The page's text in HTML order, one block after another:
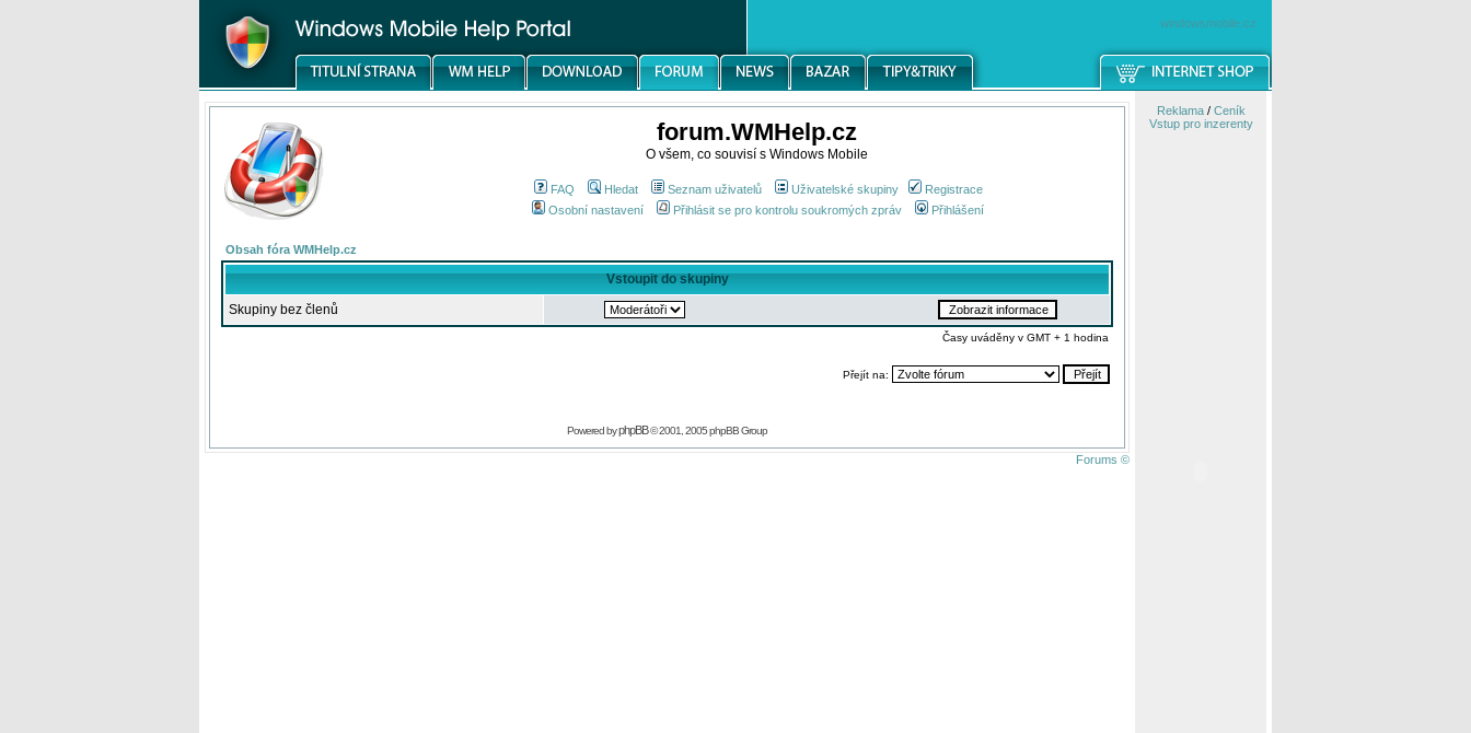
windowsmobile.cz
forum.WMHelp.cz
O všem, co souvisí s Windows Mobile
FAQ Hledat Seznam uživatelů Uživatelské skupiny
Registrace
Osobní nastavení
Přihlásit se pro kontrolu soukromých zpráv Přihlášení
Obsah fóra WMHelp.cz
Vstoupit do skupiny
Skupiny bez členů
Časy uváděny v GMT + 1 hodina
Přejít na:
Powered byphpBB© 2001, 2005 phpBB Group
Forums ©
Reklama/ Ceník
Vstup pro inzerenty